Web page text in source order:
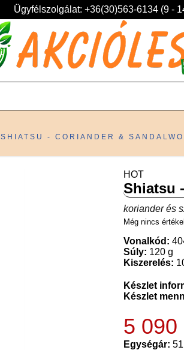
Ügyfélszolgálat: +36(30)563-6134 (9 -
SHIATSU - CORIANDER &
HOT
Shiatsu
koriander és
Még nincs
Vonalkód:
Súly: 120 g
Kiszerelés:
Készlet
Készlet
5 090
Egységár: